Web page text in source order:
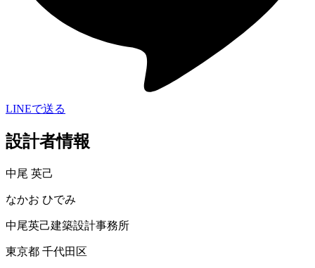
LINEで送る
設計者情報
中尾 英己
なかお ひでみ
中尾英己建築設計事務所
東京都 千代田区